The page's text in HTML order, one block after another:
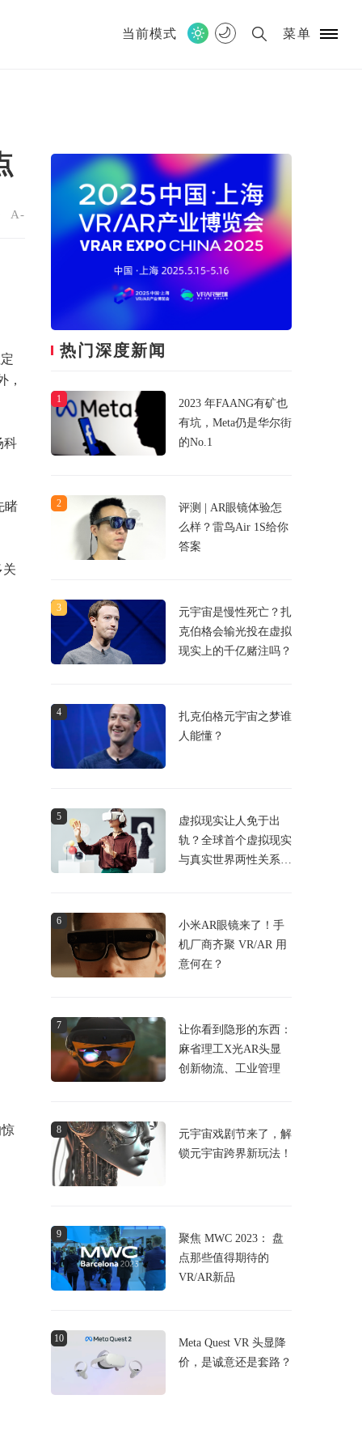
当前模式 菜单
A-
，
科
睹
关
热门深度新闻
1
2023 年FAANG有矿也
有坑，Meta仍是华尔街
的No.1
2
评测 | AR眼镜体验怎
么样？雷鸟Air 1S给你
答案
3
元宇宙是慢性死亡？扎
克伯格会输光投在虚拟
现实上的千亿赌注吗？
4
扎克伯格元宇宙之梦谁
人能懂？
5
虚拟现实让人免于出
轨？全球首个虚拟现实
与真实世界两性关系研
6
小米AR眼镜来了！手
机厂商齐聚 VR/AR 用
意何在？
7
让你看到隐形的东西：
麻省理工X光AR头显
创新物流、工业管理
8
元宇宙戏剧节来了，解
锁元宇宙跨界新玩法！
9
聚焦 MWC 2023： 盘
点那些值得期待的
VR/AR新品
10
Meta Quest VR 头显降
价，是诚意还是套路？